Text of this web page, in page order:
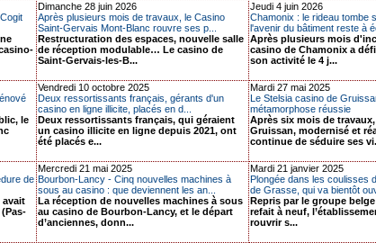
Dimanche 28 juin 2026
Après plusieurs mois de travaux, le Casino
Saint-Gervais Mont-Blanc rouvre ses p...
Restructuration des espaces, nouvelle salle
de réception modulable… Le casino de
Saint-Gervais-les-B...
Jeudi 4 juin 2026
Chamonix : le rideau tombe
l'avenir du bâtiment reste à
Après plusieurs mois
casino de Chamonix a
son activité le 4 j...
le
Vendredi 10 octobre 2025
Deux ressortissants français, gérants d'un
casino en ligne illicite, placés en d...
Deux ressortissants français, qui géraient
un casino illicite en ligne depuis 2021, ont
été placés e...
Mardi 27 mai 2025
Le Stelsia casino de
métamorphose réussie
Après six mois de
Gruissan, modernisé et
continue de séduire ses
de
avait
Mercredi 21 mai 2025
Bourbon-Lancy - Cinq nouvelles machines à
sous au casino : que deviennent les an...
La réception de nouvelles machines à sous
au casino de Bourbon-Lancy, et le départ
d’anciennes, donn...
Mardi 21 janvier 2025
Plongée dans les coulisses
de Grasse, qui va bientôt
Repris par le groupe
refait à neuf,
rouvrir s...